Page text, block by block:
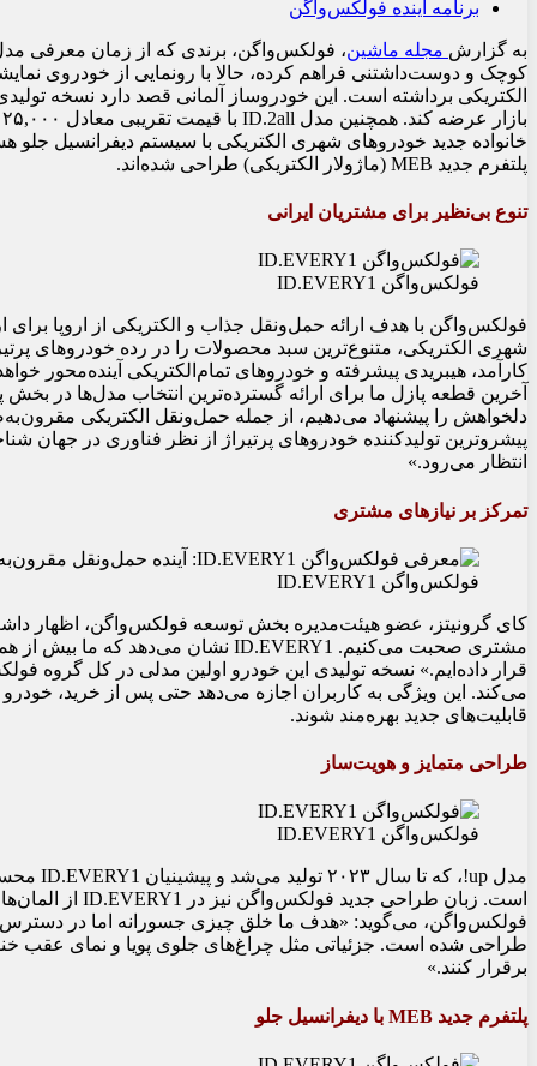
برنامه آینده فولکس‌واگن
به گزارش مجله ماشین
پلتفرم جدید MEB (ماژولار الکتریکی) طراحی شده‌اند.
تنوع بی‌نظیر برای مشتریان ایرانی
فولکس‌واگن ID.EVERY1
انتظار می‌رود.»
تمرکز بر نیازهای مشتری
فولکس‌واگن ID.EVERY1
قابلیت‌های جدید بهره‌مند شوند.
طراحی متمایز و هویت‌ساز
فولکس‌واگن ID.EVERY1
برقرار کنند.»
پلتفرم جدید MEB با دیفرانسیل جلو